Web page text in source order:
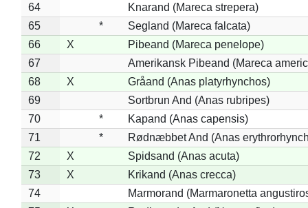
64
Knarand (Mareca strepera)
65
*
Segland (Mareca falcata)
66
X
Pibeand (Mareca penelope)
67
Amerikansk Pibeand (Mareca
68
X
Gråand (Anas platyrhynchos)
69
Sortbrun And (Anas rubripes)
70
*
Kapand (Anas capensis)
71
*
Rødnæbbet And (Anas
72
X
Spidsand (Anas acuta)
73
X
Krikand (Anas crecca)
74
Marmorand (Marmaronetta